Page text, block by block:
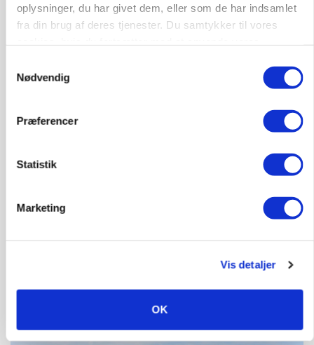
oplysninger, du har givet dem, eller som de har indsamlet
fra din brug af deres tjenester. Du samtykker til vores
Nødvendig
Præferencer
Statistik
Marketing
Vis detaljer
OK
marked for biokul
Annonce
»Nu stopper I«: Landbrugsdebattør og
protestgruppe vil demonstrere mod ny